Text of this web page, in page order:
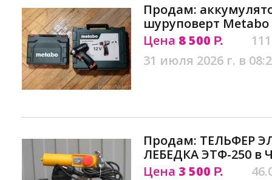
Продам:
шуруповерт Metabo
Цена 8 500 Р.
31 июля 2026 г. в
Продам: ТЕЛЬФЕР
ЛЕБЕДКА ЭТФ-250 в
Цена 3 500 Р.